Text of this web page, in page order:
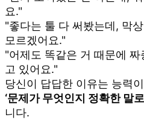
요."
"좋다는 툴 다 써봤는데, 막
모르겠어요."
"어제도 똑같은 거 때문에
고 있어요."
당신이 답답한 이유는 능력
‘문제가 무엇인지 정확한 말
니다.